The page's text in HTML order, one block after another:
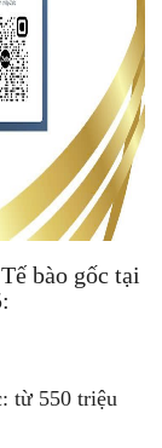
bào gốc tại
từ 550 triệu